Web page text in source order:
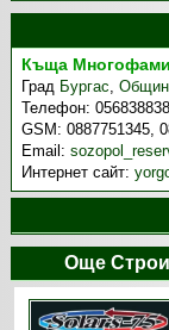
Къща
Град Бургас,
Телефон:056838838
GSM:0887751345,
Email:
Интернет сайт:
Още